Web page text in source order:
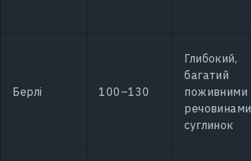
Берлі 100–130
Глибокий,
багатий
поживними
речовинами
суглинок